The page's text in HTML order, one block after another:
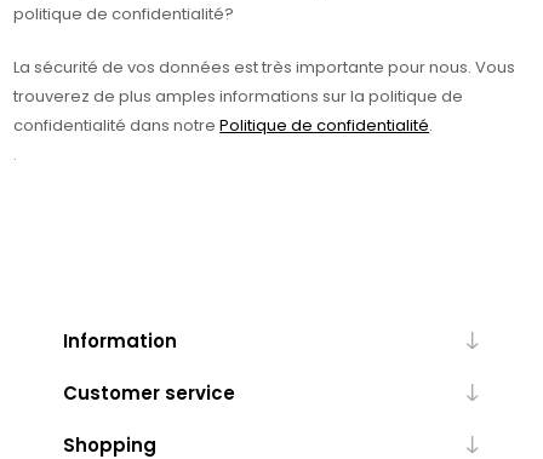
politique de confidentialité?
La sécurité de vos données est très importante pour nous. Vous
trouverez de plus amples informations sur la politique de
confidentialité dans notrePolitique de confidentialité.
.
Information
Customer service
Shopping